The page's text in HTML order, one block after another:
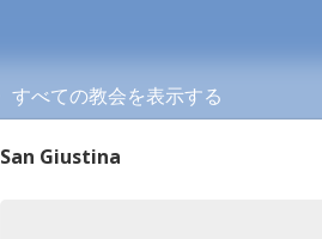
すべての教会を表示する
San Giustina